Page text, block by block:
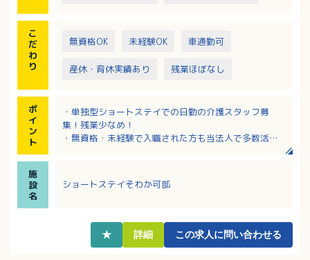
こ
だ
わ
り
無資格OK 未経験OK 車通勤可
産休・育休実績あり 残業ほぼなし
ポ
イ
ン
ト
・単独型ショートステイでの日勤の介護スタッフ募
集！残業少なめ！
・無資格・未経験で入職された方も当法人で多数活躍
・最新の設備もありとにかく介護職員の負担が少ない
おすすめ！
施
設
名
ショートステイそわか可部
★ 詳細 この求人に問い合わせる